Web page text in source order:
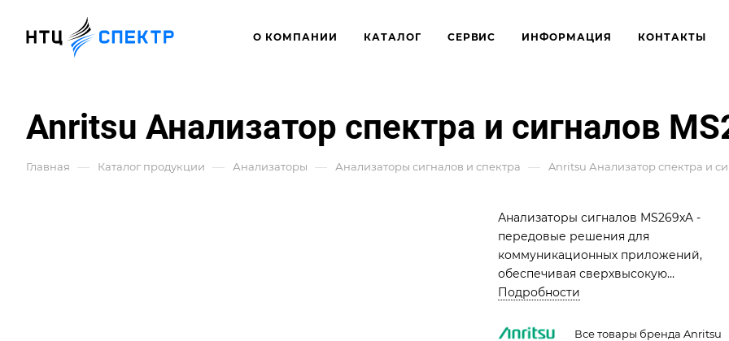
О КОМПАНИИ КАТАЛОГ СЕРВИС ИНФОРМАЦИЯ КОНТАКТЫ
Anritsu Анализатор спектра и сигналов
Главная — Каталог продукции — Анализаторы — Анализаторы сигналов и спектра — Anritsu Анализатор спектра и
Анализаторы сигналов MS269xA -
передовые решения для
коммуникационных приложений,
обеспечивая сверхвысокую
производительность и точность.
спектра, БПФ и цифровой
Подробности
Все товары бренда Anritsu